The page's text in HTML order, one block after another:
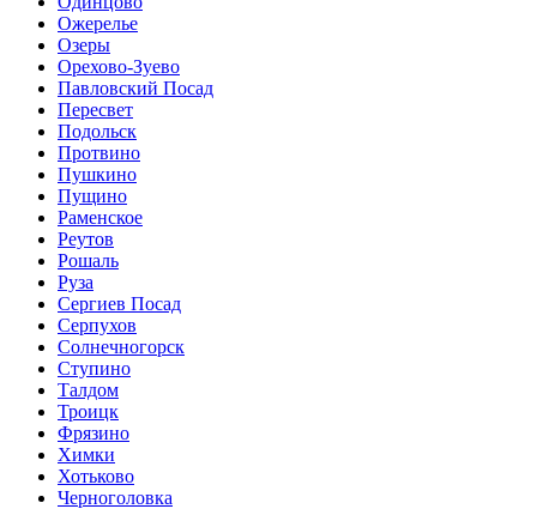
Ожерелье
Озеры
Орехово-Зуево
Павловский Посад
Пересвет
Подольск
Протвино
Пушкино
Пущино
Раменское
Реутов
Рошаль
Руза
Сергиев Посад
Серпухов
Солнечногорск
Ступино
Талдом
Троицк
Фрязино
Химки
Хотьково
Черноголовка